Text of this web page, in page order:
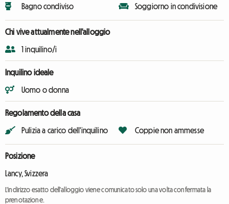
Bagno condiviso
Soggiorno in condivisione
Chi vive attualmente nell'alloggio
1 inquilino/i
Inquilino ideale
Uomo o donna
Regolamento della casa
Pulizia a carico dell'inquilino Coppie non ammesse
Posizione
Lancy, Svizzera
L'indirizzo esatto dell'alloggio viene comunicato solo una volta confermata la
prenotazione.